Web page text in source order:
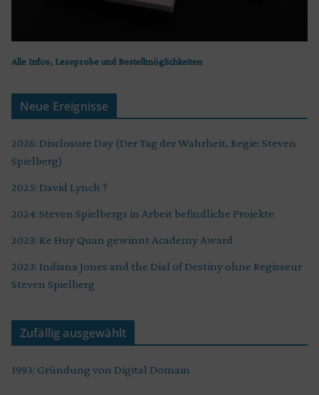
Alle Infos, Leseprobe und Bestellmöglichkeiten
Neue Ereignisse
2026: Disclosure Day (Der Tag der Wahrheit, Regie: Steven
Spielberg)
2025: David Lynch †
2024: Steven Spielbergs in Arbeit befindliche Projekte
2023: Ke Huy Quan gewinnt Academy Award
2023: Indiana Jones and the Dial of Destiny ohne Regisseur
Steven Spielberg
Zufällig ausgewählt
1993: Gründung von Digital Domain